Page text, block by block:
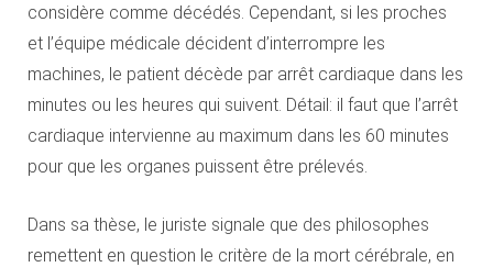
considère comme décédés. Cependant, si les proches
et l’équipe médicale décident d’interrompre les
machines, le patient décède par arrêt cardiaque dans les
minutes ou les heures qui suivent. Détail: il faut que l’arrêt
cardiaque intervienne au maximum dans les 60 minutes
pour que les organes puissent être prélevés.
Dans sa thèse, le juriste signale que des philosophes
remettent en question le critère de la mort cérébrale, en